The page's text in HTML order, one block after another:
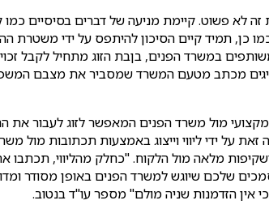
זה לא פשוט. קיימת מניעה של דברים בסיסיים
כן, תמיד קיים הסיכון להיתפס על ידי
במשרד הפנים, בןבת הזוג מתחיל לקבל
מכתב מטעם המשרד שמסביר את מצבם
מול משרד הפנים המאפשר לזוג לעבור את
על ידי ליווי וייצוג באמצעות תכתובות
מלאה מול הלקוח. "כחלק מהליווי,
שלכם שיוגש למשרד הפנים באופן מסודר
אין הזדמנות שניה מולם" מספר עו"ד בנטוב.